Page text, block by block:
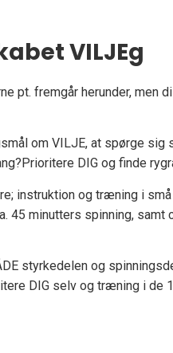
VILJEg
pt. fremgår herunder,
om VILJE, at spørge sig
DIG og finde
instruktion og træning i
45 minutters spinning, samt
styrkedelen og
DIG selv og træning i de